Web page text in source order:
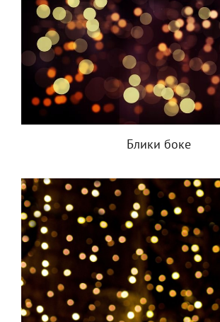
Блики боке